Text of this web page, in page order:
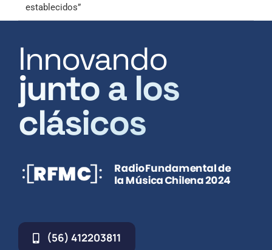
establecidos”
Innovando
junto a los
clásicos
(56) 412203811